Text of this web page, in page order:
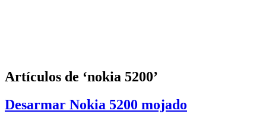
Artículos de ‘nokia 5200’
Desarmar Nokia 5200 mojado